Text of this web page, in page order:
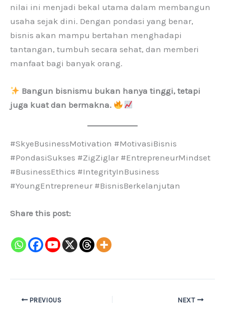
nilai ini menjadi bekal utama dalam membangun
usaha sejak dini. Dengan pondasi yang benar,
bisnis akan mampu bertahan menghadapi
tantangan, tumbuh secara sehat, dan memberi
manfaat bagi banyak orang.
Bangun bisnismu bukan hanya tinggi, tetapi
juga kuat dan bermakna.
#SkyeBusinessMotivation #MotivasiBisnis
#PondasiSukses #ZigZiglar #EntrepreneurMindset
#BusinessEthics #IntegrityInBusiness
#YoungEntrepreneur #BisnisBerkelanjutan
Share this post:
PREVIOUS NEXT